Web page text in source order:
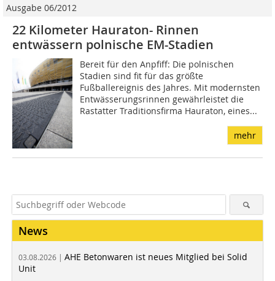
Ausgabe 06/2012
22 Kilometer Hauraton- Rinnen
entwässern polnische EM-Stadien
Bereit für den Anpfiff: Die polnischen
Stadien sind fit für das größte
Fußballereignis des Jahres. Mit modernsten
Entwässerungsrinnen gewährleistet die
Rastatter Traditionsfirma Hauraton, eines...
mehr
News
03.08.2026 | AHE Betonwaren ist neues Mitglied bei Solid
Unit